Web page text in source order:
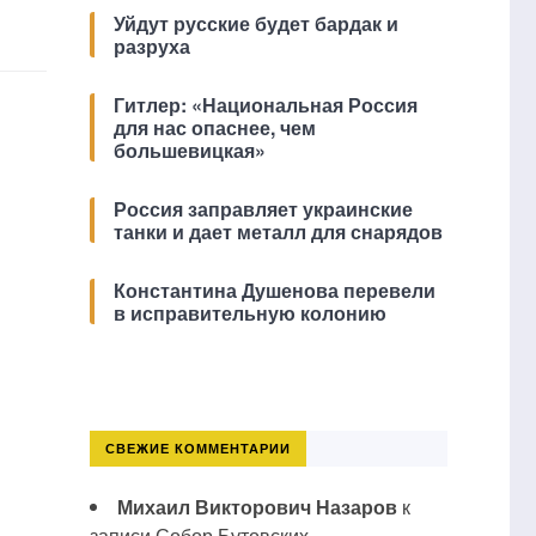
Уйдут русские будет бардак и
разруха
Гитлер: «Национальная Россия
для нас опаснее, чем
большевицкая»
Россия заправляет украинские
танки и дает металл для снарядов
Константина Душенова перевели
в исправительную колонию
СВЕЖИЕ КОММЕНТАРИИ
Михаил Викторович Назаровк